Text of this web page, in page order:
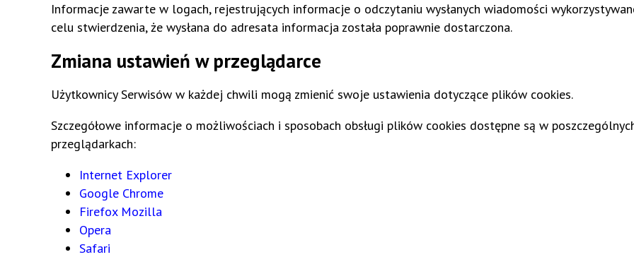
Informacje zawarte w logach, rejestrujących informacje o odczytaniu wysłanych wiadomości
celu stwierdzenia, że wysłana do adresata informacja została poprawnie dostarczona.
Zmiana ustawień w przeglądarce
Użytkownicy Serwisów w każdej chwili mogą zmienić swoje ustawienia dotyczące plików cookies.
Szczegółowe informacje o możliwościach i sposobach obsługi plików cookies dostępne są w
przeglądarkach:
Internet Explorer
Google Chrome
Firefox Mozilla
Opera
Safari